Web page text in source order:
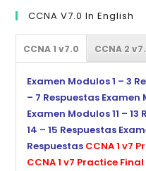
CCNA V7.0 In English
CCNA 1 v7.0 CCNA 2
Examen Modulos 1 – 3
– 7 Respuestas Examen
Examen Modulos 11 – 13
14 – 15 Respuestas
Respuestas CCNA 1 v7
CCNA 1 v7 Practice Final